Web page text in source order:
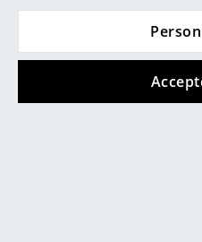
Boîtes de rangement
de livraison Suisse)